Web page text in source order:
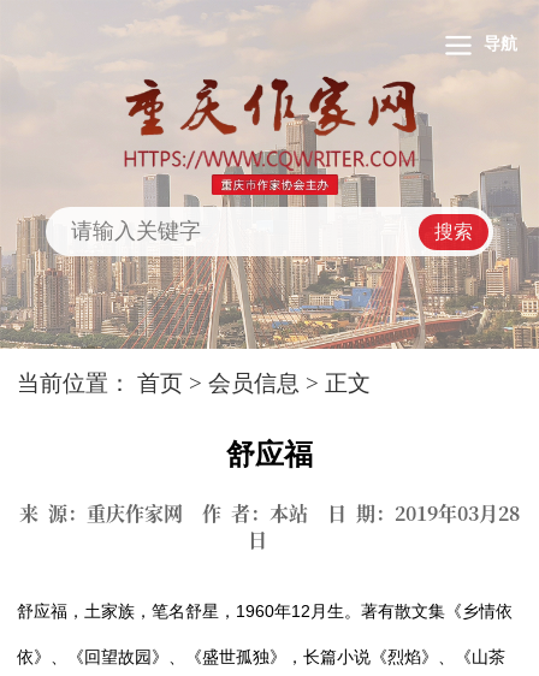
导航
搜索
当前位置：首页 >会员信息 > 正文
舒应福
来 源：重庆作家网 作 者：本站 日 期：2019年03月28
日
舒应福，土家族，笔名舒星，1960年12月生。著有散文集《乡情依
依》、《回望故园》、《盛世孤独》，长篇小说《烈焰》、《山茶